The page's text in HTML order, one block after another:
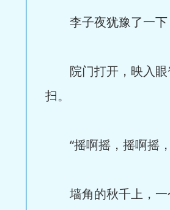
李子夜犹豫了一下
院门打开，映入眼
扫。
“摇啊摇，摇啊摇，
墙角的秋千上，一